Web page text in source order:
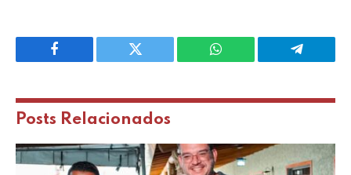
Facebook Twitter WhatsApp Telegram
Posts Relacionados